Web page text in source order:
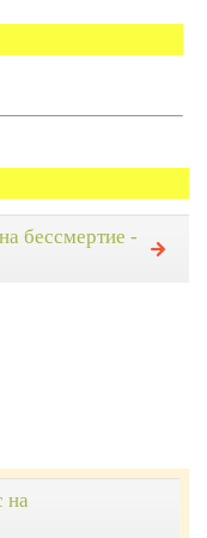
бессмертие -
на